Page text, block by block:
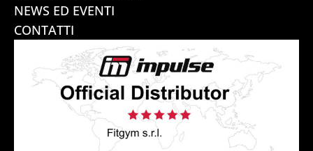
NEWS ED EVENTI
CONTATTI